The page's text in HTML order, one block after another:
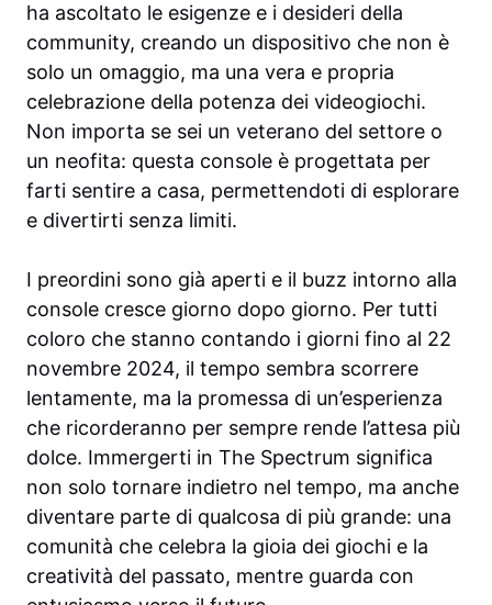
ha ascoltato le esigenze e i desideri della
community, creando un dispositivo che non è
solo un omaggio, ma una vera e propria
celebrazione della potenza dei videogiochi.
Non importa se sei un veterano del settore o
un neofita: questa console è progettata per
farti sentire a casa, permettendoti di esplorare
e divertirti senza limiti.
I preordini sono già aperti e il buzz intorno alla
console cresce giorno dopo giorno. Per tutti
coloro che stanno contando i giorni fino al 22
novembre 2024, il tempo sembra scorrere
lentamente, ma la promessa di un’esperienza
che ricorderanno per sempre rende l’attesa più
dolce. Immergerti in The Spectrum significa
non solo tornare indietro nel tempo, ma anche
diventare parte di qualcosa di più grande: una
comunità che celebra la gioia dei giochi e la
creatività del passato, mentre guarda con